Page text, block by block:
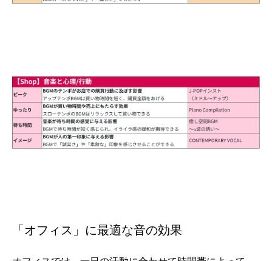
「オフィス」に最適な音の効果